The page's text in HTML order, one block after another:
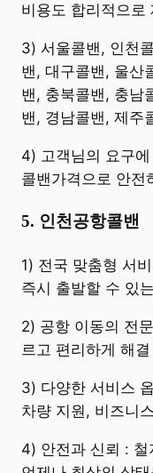
비용도 합리적으로
3) 서울콜밴, 인천
밴, 대구콜밴, 울산
밴, 충북콜밴, 충남
밴, 경남콜밴, 제주
4) 고객님의 요구
콜밴가격으로 안전
5. 인천공항콜밴
​1) 전국 맞춤형 서
즉시 출발할 수 있
2) 공항 이동의 전
르고 편리하게 해결
3) 다양한 서비스
차량 지원, 비즈니
4) 안전과 신뢰 : 철